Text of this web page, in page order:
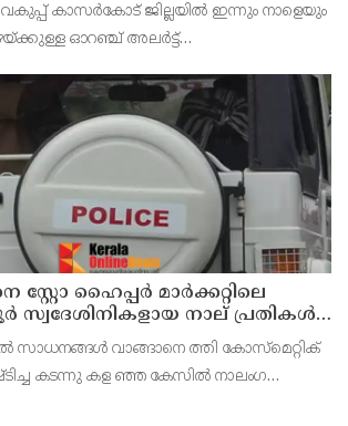
വകുപ്പ് കാസർകോട് ജില്ലയിൽ ഇന്നും നാളെയും
ഓറഞ്ച് അലർട്ട്
ഉൾപ്പെടെയുള്ള എല്ലാ വിദ്യാഭ്യാ
സ്റ്റോ ഹൈപ്പർ മാർക്കറ്റിലെ
സ്വദേശിനികളായ നാല് പ്രതികൾ
സാധനങ്ങൾ വാങ്ങാനെ ത്തി കോസ്മെറ്റിക്
കടന്നു കള ഞ്ഞ കേസിൽ നാലംഗ